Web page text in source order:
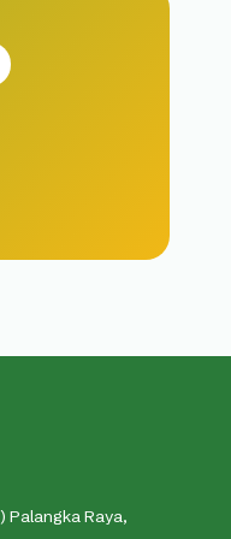
Palangka Raya,